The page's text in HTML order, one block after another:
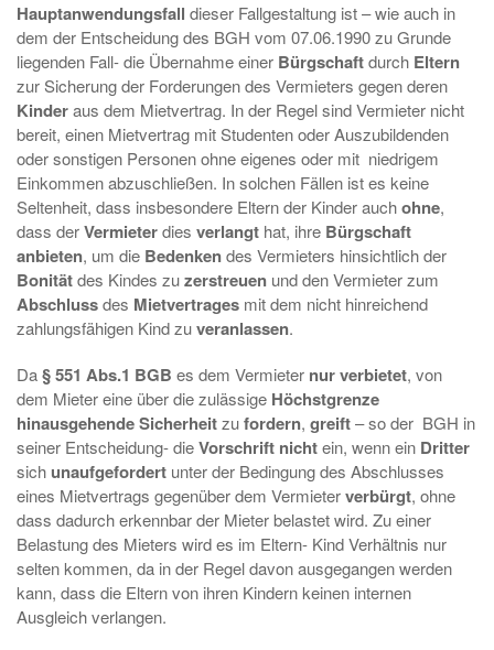
Hauptanwendungsfall dieser Fallgestaltung ist – wie auch in
dem der Entscheidung des BGH vom 07.06.1990 zu Grunde
liegenden Fall- die Übernahme einer Bürgschaftdurch Eltern
zur Sicherung der Forderungen des Vermieters gegen deren
Kinderaus dem Mietvertrag. In der Regel sind Vermieter nicht
bereit, einen Mietvertrag mit Studenten oder Auszubildenden
oder sonstigen Personen ohne eigenes oder mit niedrigem
Einkommen abzuschließen. In solchen Fällen ist es keine
Seltenheit, dass insbesondere Eltern der Kinder auchohne,
dass derVermieterdies verlangt hat, ihre Bürgschaft
anbieten, um die Bedenkendes Vermieters hinsichtlich der
Bonitätdes Kindes zuzerstreuen und den Vermieter zum
Abschlussdes Mietvertrages mit dem nicht hinreichend
zahlungsfähigen Kind zuveranlassen.
Da§ 551 Abs.1 BGB es dem Vermieter nur verbietet, von
dem Mieter eine über die zulässige Höchstgrenze
hinausgehende Sicherheitzufordern, greift– so der BGH in
seiner Entscheidung- dieVorschrift nichtein, wenn ein Dritter
sich unaufgefordert unter der Bedingung des Abschlusses
eines Mietvertrags gegenüber dem Vermieterverbürgt, ohne
dass dadurch erkennbar der Mieter belastet wird. Zu einer
Belastung des Mieters wird es im Eltern- Kind Verhältnis nur
selten kommen, da in der Regel davon ausgegangen werden
kann, dass die Eltern von ihren Kindern keinen internen
Ausgleich verlangen.